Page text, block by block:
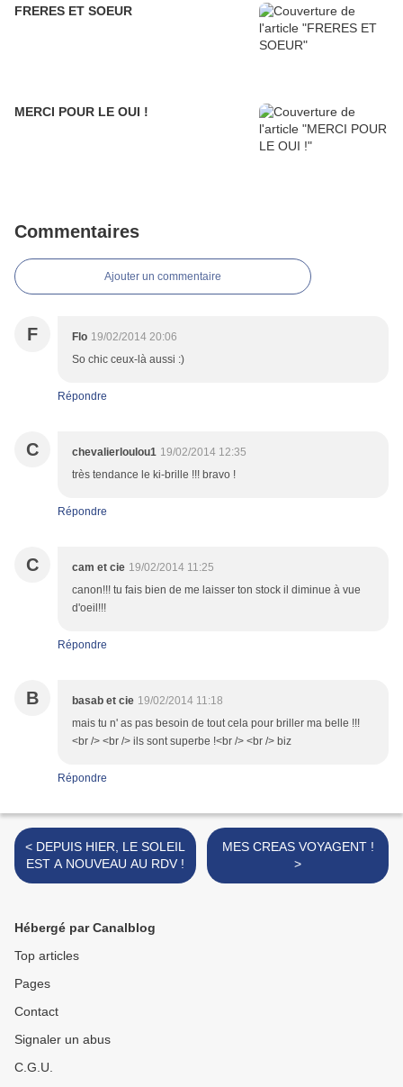
FRERES ET SOEUR
MERCI POUR LE OUI !
Commentaires
Ajouter un commentaire
F Flo 19/02/2014 20:06
So chic ceux-là aussi :)
Répondre
C chevalierloulou1 19/02/2014 12:35
très tendance le ki-brille !!! bravo !
Répondre
C cam et cie 19/02/2014 11:25
canon!!! tu fais bien de me laisser ton stock il diminue à vue
d'oeil!!!
Répondre
B basab et cie 19/02/2014 11:18
mais tu n' as pas besoin de tout cela pour briller ma belle !!!
<br /> <br /> ils sont superbe !<br /> <br /> biz
Répondre
< DEPUIS HIER, LE SOLEIL
EST A NOUVEAU AU RDV !
MES CREAS VOYAGENT !
>
Hébergé par Canalblog
Top articles
Pages
Contact
Signaler un abus
C.G.U.